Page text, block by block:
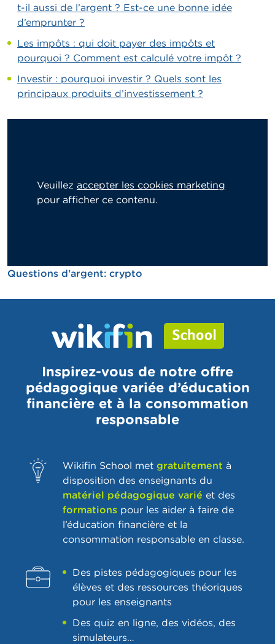
t-il aussi de l’argent ? Est-ce une bonne idée
d’emprunter ?
Les impôts : qui doit payer des impôts et
pourquoi ? Comment est calculé votre impôt ?
Investir : pourquoi investir ? Quels sont les
principaux produits d’investissement ?
Veuillez accepter les cookies marketing
pour afficher ce contenu.
Questions d'argent: crypto
Inspirez-vous de notre offre
pédagogique variée d’éducation
financière et à la consommation
responsable
Wikifin School met gratuitement à
disposition des enseignants du
matériel pédagogique varié et des
formations pour les aider à faire de
l’éducation financière et la
consommation responsable en classe.
Des pistes pédagogiques pour les
élèves et des ressources théoriques
pour les enseignants
Des quiz en ligne, des vidéos, des
simulateurs…